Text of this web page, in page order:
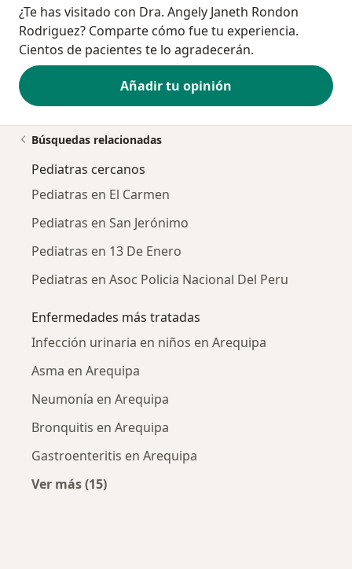
¿Te has visitado con Dra. Angely Janeth Rondon
Rodriguez? Comparte cómo fue tu experiencia.
Cientos de pacientes te lo agradecerán.
Añadir tu opinión
Búsquedas relacionadas
Pediatras cercanos
Pediatras en El Carmen
Pediatras en San Jerónimo
Pediatras en 13 De Enero
Pediatras en Asoc Policia Nacional Del Peru
Enfermedades más tratadas
Infección urinaria en niños en Arequipa
Asma en Arequipa
Neumonía en Arequipa
Bronquitis en Arequipa
Gastroenteritis en Arequipa
Ver más (15)